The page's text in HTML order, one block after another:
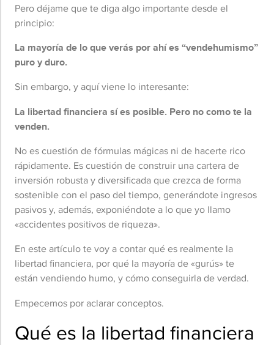
Pero déjame que te diga algo importante desde el
principio:
La mayoría de lo que verás por ahí es “vendehumismo”
puro y duro.
Sin embargo, y aquí viene lo interesante:
La libertad financiera sí es posible. Pero no como te la
venden.
No es cuestión de fórmulas mágicas ni de hacerte rico
rápidamente. Es cuestión de construir una cartera de
inversión robusta y diversificada que crezca de forma
sostenible con el paso del tiempo, generándote ingresos
pasivos y, además, exponiéndote a lo que yo llamo
«accidentes positivos de riqueza».
En este artículo te voy a contar qué es realmente la
libertad financiera, por qué la mayoría de «gurús» te
están vendiendo humo, y cómo conseguirla de verdad.
Empecemos por aclarar conceptos.
Qué es la libertad financiera